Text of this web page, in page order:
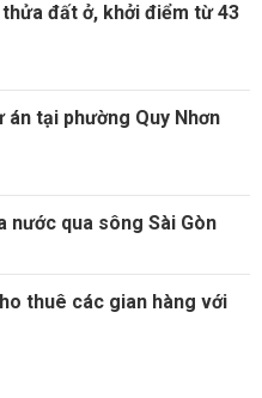
đất ở, khởi điểm từ 43
án tại phường Quy Nhơn
nước qua sông Sài Gòn
thuê các gian hàng với